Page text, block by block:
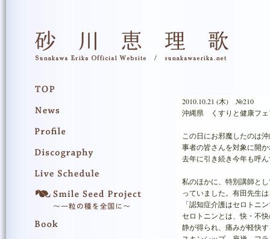
2010.10.21 (木) №210
沖縄県 くすりと健康フェ
この日にお邪魔したのは
事者の皆さんを対象に開
去年に引き続き今年も呼
私のほかに、特別講師と
っていました。有田先生
「認知症介護はセロトニ
セロトニンとは、快・不
静が得られ、痛みが軽快